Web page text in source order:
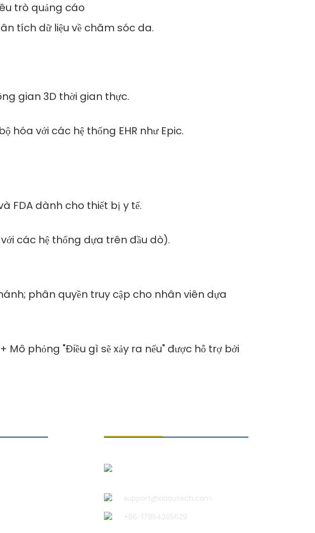
trò quảng cáo
tích dữ liệu về chăm sóc da.
gian 3D thời gian thực.
hóa với các hệ thống EHR như Epic.
​​FDA dành cho thiết bị y tế.
các hệ thống dựa trên đầu dò).
phân quyền truy cập cho nhân viên dựa
phỏng "Điều gì sẽ xảy ra nếu" được hỗ trợ bởi
support@xiaoutech.com
+86-17854265629